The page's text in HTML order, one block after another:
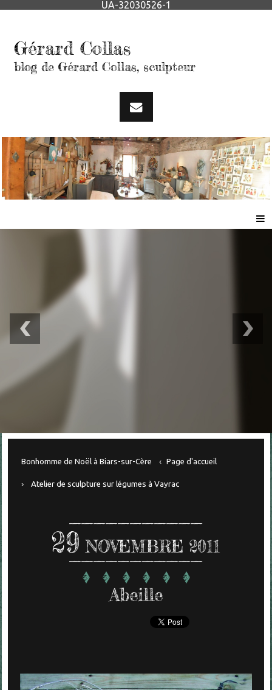
UA-32030526-1
Gérard Collas
blog de Gérard Collas, sculpteur
Bonhomme de Noël à Biars-sur-Cère Page d'accueil
Atelier de sculpture sur légumes à Vayrac
29 NOVEMBRE 2011
Abeille